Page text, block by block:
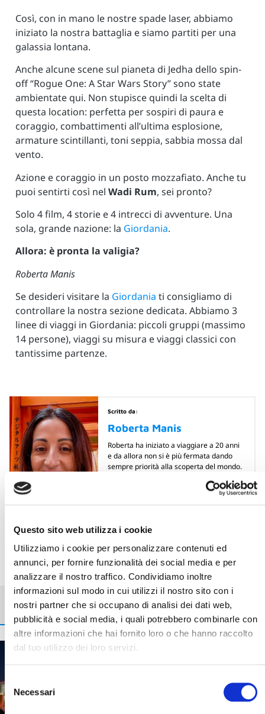
Questo sito web utilizza i cookie
Utilizziamo i cookie per personalizzare contenuti ed
annunci, per fornire funzionalità dei social media e per
analizzare il nostro traffico. Condividiamo inoltre
informazioni sul modo in cui utilizzi il nostro sito con i
nostri partner che si occupano di analisi dei dati web,
pubblicità e social media, i quali potrebbero combinarle con
altre informazioni che hai fornito loro o che hanno raccolto
dal tuo utilizzo dei loro servizi.
Selezione
del
consenso
Necessari
Così, con in mano le nostre spade laser, abbiamo
iniziato la nostra battaglia e siamo partiti per una
galassia lontana.
Anche alcune scene sul pianeta di Jedha dello spin-
off “Rogue One: A Star Wars Story” sono state
ambientate qui. Non stupisce quindi la scelta di
questa location: perfetta per sospiri di paura e
coraggio, combattimenti all’ultima esplosione,
armature scintillanti, toni seppia, sabbia mossa dal
vento.
Azione e coraggio in un posto mozzafiato. Anche tu
puoi sentirti così nel Wadi Rum, sei pronto?
Solo 4 film, 4 storie e 4 intrecci di avventure. Una
sola, grande nazione: la Giordania.
Allora: è pronta la valigia?
Roberta Manis
Se desideri visitare la Giordania ti consigliamo di
controllare la nostra sezione dedicata. Abbiamo 3
linee di viaggi in Giordania: piccoli gruppi (massimo
14 persone), viaggi su misura e viaggi classici con
tantissime partenze.
Scritto da:
Roberta Manis
Roberta ha iniziato a viaggiare a 20 anni
e da allora non si è più fermata dando
sempre priorità alla scoperta del mondo.
eroe è Ernest Shackleton ed è mamma di
Potrebbe interessarti
Berry News
sorprende, a un passo da